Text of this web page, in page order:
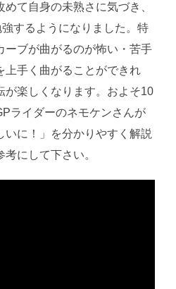
て自身の未熟さに気づき、
するようになりました。特
ーブが曲がるのが怖い・苦手
上手く曲がることができれ
が楽しくなります。およそ10
ライダーのネモケンさんが
いに！」を分かりやすく解説
にして下さい。